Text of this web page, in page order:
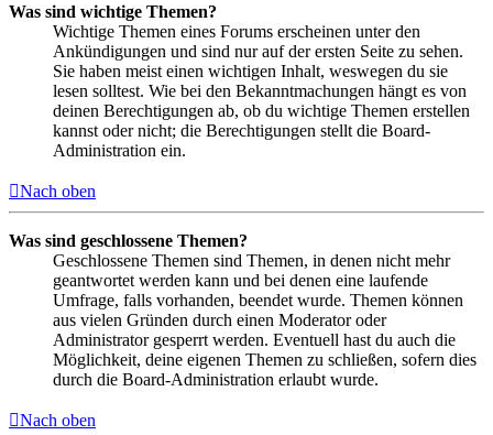
Was sind wichtige Themen?
Wichtige Themen eines Forums erscheinen unter den
Ankündigungen und sind nur auf der ersten Seite zu sehen.
Sie haben meist einen wichtigen Inhalt, weswegen du sie
lesen solltest. Wie bei den Bekanntmachungen hängt es von
deinen Berechtigungen ab, ob du wichtige Themen erstellen
kannst oder nicht; die Berechtigungen stellt die Board-
Administration ein.
Nach oben
Was sind geschlossene Themen?
Geschlossene Themen sind Themen, in denen nicht mehr
geantwortet werden kann und bei denen eine laufende
Umfrage, falls vorhanden, beendet wurde. Themen können
aus vielen Gründen durch einen Moderator oder
Administrator gesperrt werden. Eventuell hast du auch die
Möglichkeit, deine eigenen Themen zu schließen, sofern dies
durch die Board-Administration erlaubt wurde.
Nach oben